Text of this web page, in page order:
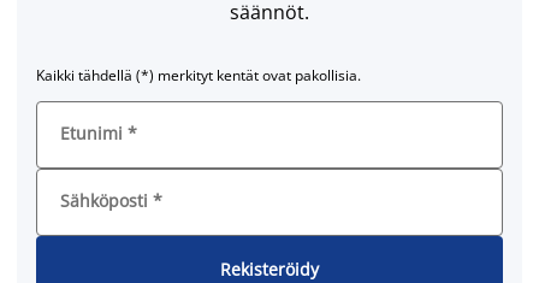
säännöt.
Kaikki tähdellä (*) merkityt kentät ovat pakollisia.
Etunimi *
Sähköposti *
Rekisteröidy